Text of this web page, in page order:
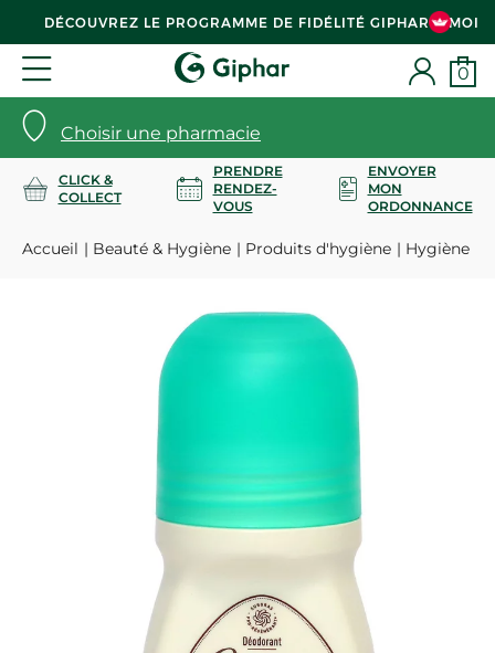
DÉCOUVREZ LE PROGRAMME DE FIDÉLITÉ GIPHAR & MOI
Choisir une pharmacie
0
CLICK &
COLLECT
PRENDRE
RENDEZ-
VOUS
ENVOYER
MON
ORDONNANCE
Accueil Beauté & Hygiène Produits d'hygiène Hygiène